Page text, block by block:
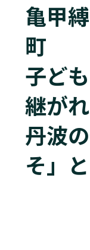
亀甲
町
子ど
継が
丹波
そ」